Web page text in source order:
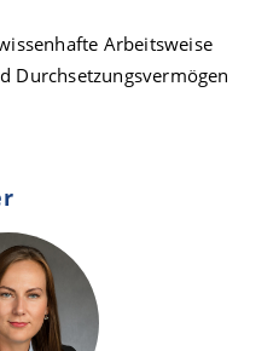
Arbeitsweise
Durchsetzungsvermögen